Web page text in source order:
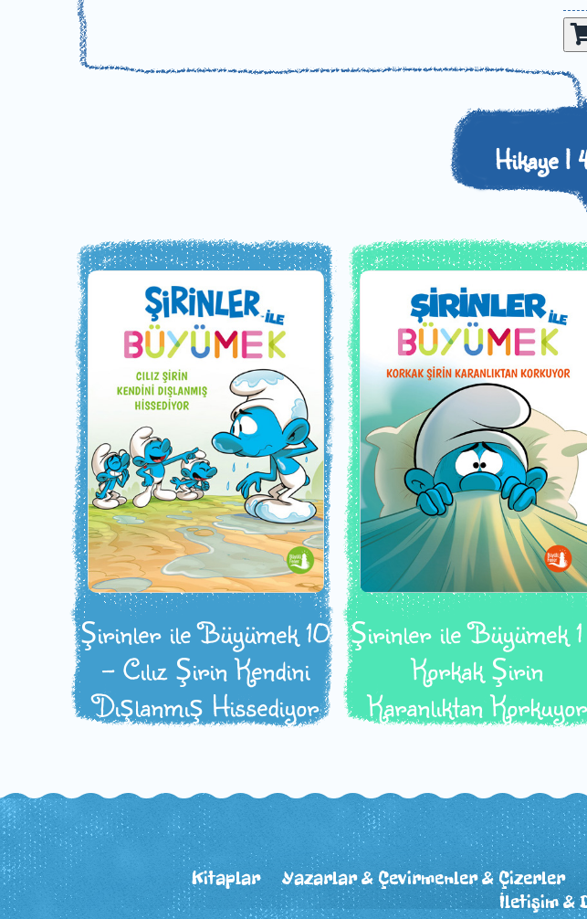
Hikaye |
Şirinler ile Büyümek 10
- Cılız Şirin Kendini
Dışlanmış Hissediyor
Şirinler ile Büyümek
Korkak Şirin
Karanlıktan Korkuyor
Kitaplar Yazarlar & Çevirmenler & Çizerler
İletişim &